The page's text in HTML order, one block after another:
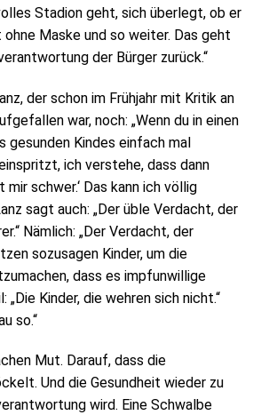
Stadion geht, sich überlegt, ob er
Maske und so weiter. Das geht
der Bürger zurück.“
der schon im Frühjahr mit Kritik an
war, noch: „Wenn du in einen
gesunden Kindes einfach mal
ich verstehe, dass dann
schwer.‘ Das kann ich völlig
sagt auch: „Der üble Verdacht, der
Nämlich: „Der Verdacht, der
sozusagen Kinder, um die
dass es impfunwillige
„Die Kinder, die wehren sich nicht.“
so.“
Mut. Darauf, dass die
Und die Gesundheit wieder zu
wird. Eine Schwalbe